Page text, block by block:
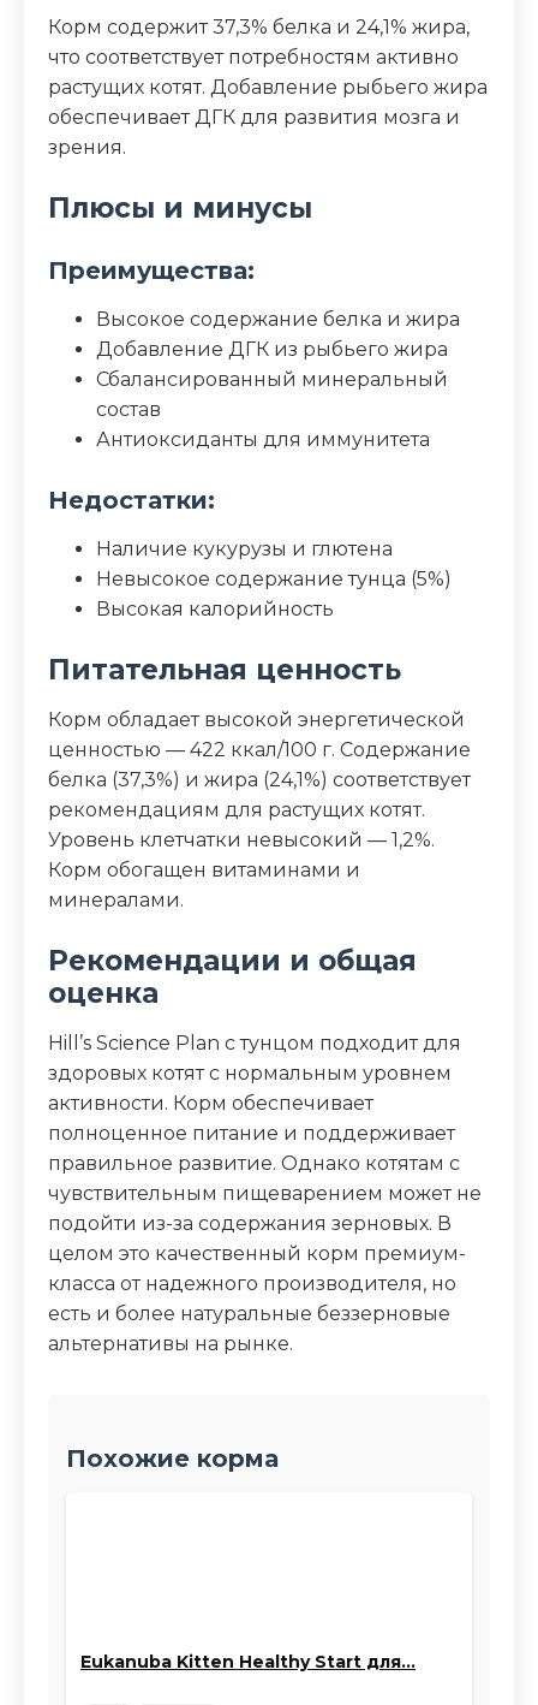
Корм содержит 37,3% белка и 24,1% жира,
что соответствует потребностям активно
растущих котят. Добавление рыбьего жира
обеспечивает ДГК для развития мозга и
зрения.
Плюсы и минусы
Преимущества:
Высокое содержание белка и жира
Добавление ДГК из рыбьего жира
Сбалансированный минеральный
состав
Антиоксиданты для иммунитета
Недостатки:
Наличие кукурузы и глютена
Невысокое содержание тунца (5%)
Высокая калорийность
Питательная ценность
Корм обладает высокой энергетической
ценностью — 422 ккал/100 г. Содержание
белка (37,3%) и жира (24,1%) соответствует
рекомендациям для растущих котят.
Уровень клетчатки невысокий — 1,2%.
Корм обогащен витаминами и
минералами.
Рекомендации и общая
оценка
Hill’s Science Plan с тунцом подходит для
здоровых котят с нормальным уровнем
активности. Корм обеспечивает
полноценное питание и поддерживает
правильное развитие. Однако котятам с
чувствительным пищеварением может не
подойти из-за содержания зерновых. В
целом это качественный корм премиум-
класса от надежного производителя, но
есть и более натуральные беззерновые
альтернативы на рынке.
Похожие корма
Eukanuba Kitten Healthy Start для…